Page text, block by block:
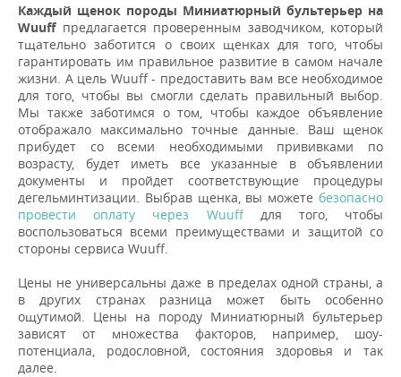
Каждый щенок породы Миниатюрный бультерьер на
Wuuffпредлагается проверенным заводчиком, который
тщательно заботится о своих щенках для того, чтобы
гарантировать им правильное развитие в самом начале
жизни. А цель Wuuff - предоставить вам все необходимое
для того, чтобы вы смогли сделать правильный выбор.
Мы также заботимся о том, чтобы каждое объявление
отображало максимально точные данные. Ваш щенок
прибудет со всеми необходимыми прививками по
возрасту, будет иметь все указанные в объявлении
документы и пройдет соответствующие процедуры
дегельминтизации. Выбрав щенка, вы можете безопасно
провести оплату через Wuuffдля того, чтобы
воспользоваться всеми преимуществами и защитой со
стороны сервиса Wuuff.
Цены не универсальны даже в пределах одной страны, а
в других странах разница может быть особенно
ощутимой. Цены на породу Миниатюрный бультерьер
зависят от множества факторов, например, шоу-
потенциала, родословной, состояния здоровья и так
далее.